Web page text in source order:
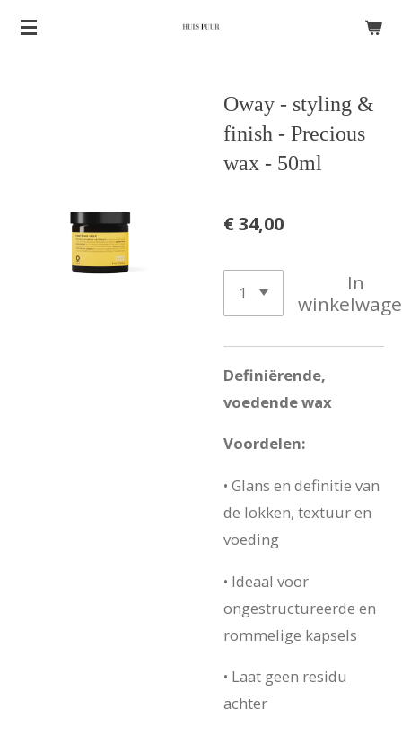
Ga
Oway - styling &
finish - Precious
wax - 50ml
€ 34,00
In
Definiërende,
voedende wax
Voordelen:
• Glans en definitie van
de lokken, textuur en
voeding
• Ideaal voor
ongestructureerde en
rommelige kapsels
• Laat geen residu
achter